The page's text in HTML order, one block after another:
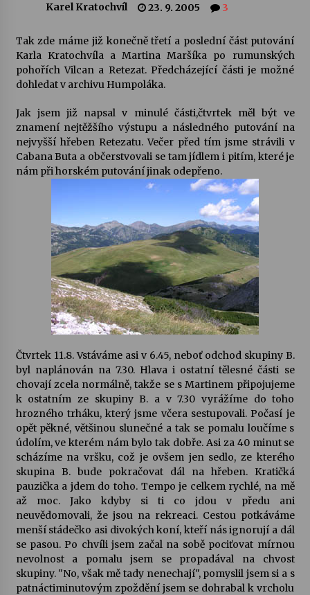
Vernisáž výstavy Josefíny Duškové: Stávám se
30. 7. 2026
Veselí muzikanti
30. 7. 2026
Pozvánka na integrační festival Quijotova
šedesátka: 28. 7.–1. 8. 2026
28. 7. 2026
Letní koncerty ve Stromovce: Kolchoz a
28. 7. 2026
Votavžatský ploty
23. 7. 2026
Letní koncerty ve Stromovce: Rufus Miller
22. 7. 2026
Vysočinka
17. 7. 2026
Ozvěny prázdnin
14. 7. 2026
Za kulturou kousek za Humpolec. V Želivě ožije
odkaz Josefa Čapka
13. 7. 2026
Varhanní recitál Michala Novenka v Klášteře
Želiv
Karel Kratochvíl 23. 9. 2005 3
Tak zde máme již konečně třetí a poslední část putování
Karla Kratochvíla a Martina Maršíka po rumunských
pohořích Vilcan a Retezat. Předcházející části je možné
dohledat v archivu Humpoláka.
Jak jsem již napsal v minulé části,čtvrtek měl být ve
znamení nejtěžšího výstupu a následného putování na
nejvyšší hřeben Retezatu. Večer před tím jsme strávili v
Cabana Buta a občerstvovali se tam jídlem i pitím, které je
nám při horském putování jinak odepřeno.
Čtvrtek 11.8. Vstáváme asi v 6.45, neboť odchod skupiny B.
byl naplánován na 7.30. Hlava i ostatní tělesné části se
chovají zcela normálně, takže se s Martinem připojujeme
k ostatním ze skupiny B. a v 7.30 vyrážíme do toho
hrozného trháku, který jsme včera sestupovali. Počasí je
opět pěkné, většinou slunečné a tak se pomalu loučíme s
údolím, ve kterém nám bylo tak dobře. Asi za 40 minut se
scházíme na vršku, což je ovšem jen sedlo, ze kterého
skupina B. bude pokračovat dál na hřeben. Kratičká
pauzička a jdem do toho. Tempo je celkem rychlé, na mě
až moc. Jako kdyby si ti co jdou v předu ani
neuvědomovali, že jsou na rekreaci. Cestou potkáváme
menší stádečko asi divokých koní, kteří nás ignorují a dál
se pasou. Po chvíli jsem začal na sobě pociťovat mírnou
nevolnost a pomalu jsem se propadával na chvost
skupiny. "No, však mě tady nenechají", pomyslil jsem si a s
patnáctiminutovým zpoždění jsem se dohrabal k vrcholu